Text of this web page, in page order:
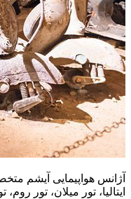
آژانس هواپیمایی آیشم
ایتالیا، تور میلان، تور روم،